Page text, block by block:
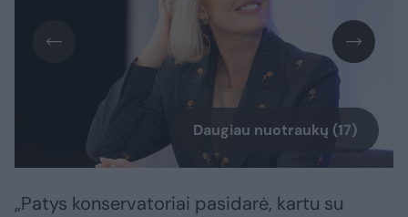
Daugiau nuotraukų (17)
„Patys konservatoriai pasidarė, kartu su